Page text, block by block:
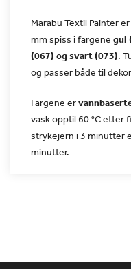
Marabu Textil Painter
mm spiss i fargene gul
(067) og svart (073).
og passer både til
Fargene er
vask opptil 60 °C etter
strykejern i 3 minutter
minutter.